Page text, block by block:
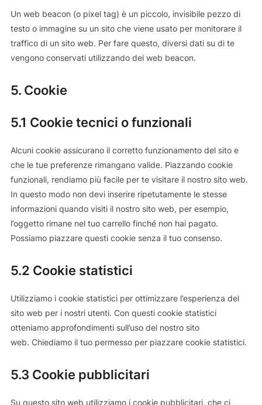
Un web beacon (o pixel tag) è un piccolo, invisibile pezzo di
testo o immagine su un sito che viene usato per monitorare il
traffico di un sito web. Per fare questo, diversi dati su di te
vengono conservati utilizzando dei web beacon.
5. Cookie
5.1 Cookie tecnici o funzionali
Alcuni cookie assicurano il corretto funzionamento del sito e
che le tue preferenze rimangano valide. Piazzando cookie
funzionali, rendiamo più facile per te visitare il nostro sito web.
In questo modo non devi inserire ripetutamente le stesse
informazioni quando visiti il nostro sito web, per esempio,
l’oggetto rimane nel tuo carrello finché non hai pagato.
Possiamo piazzare questi cookie senza il tuo consenso.
5.2 Cookie statistici
Utilizziamo i cookie statistici per ottimizzare l’esperienza del
sito web per i nostri utenti. Con questi cookie statistici
otteniamo approfondimenti sull’uso del nostro sito
web. Chiediamo il tuo permesso per piazzare cookie statistici.
5.3 Cookie pubblicitari
Su questo sito web utilizziamo i cookie pubblicitari, che ci